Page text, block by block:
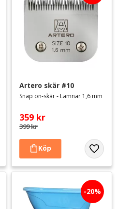
till i favoriter
Artero skär #10
Snap on-skär - Lämnar 1,6 mm
359 kr
399kr
Lägg
20%